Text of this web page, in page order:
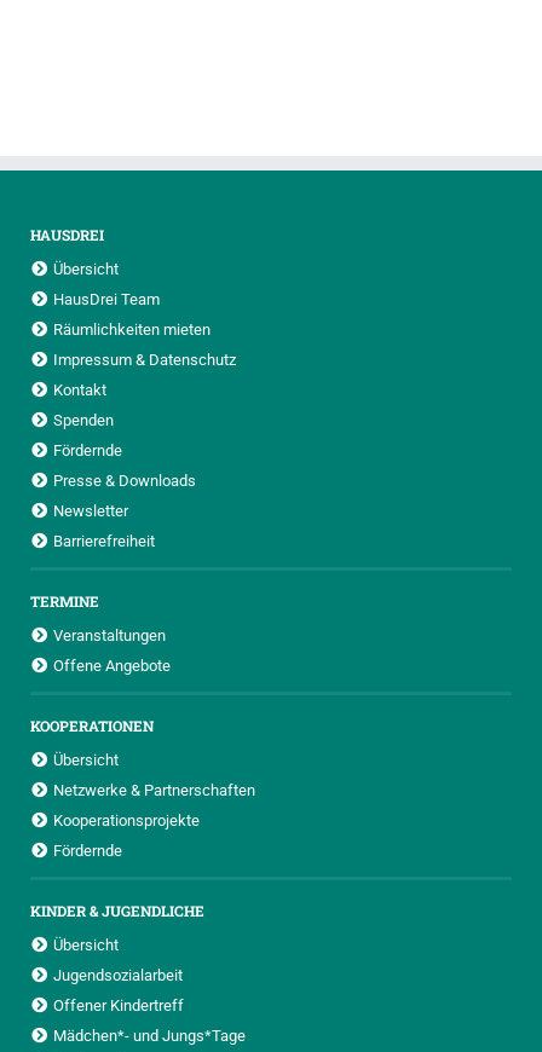
HAUSDREI
Übersicht
HausDrei Team
Räumlichkeiten mieten
Impressum & Datenschutz
Kontakt
Spenden
Fördernde
Presse & Downloads
Newsletter
Barrierefreiheit
TERMINE
Veranstaltungen
Offene Angebote
KOOPERATIONEN
Übersicht
Netzwerke & Partnerschaften
Kooperationsprojekte
Fördernde
KINDER & JUGENDLICHE
Übersicht
Jugendsozialarbeit
Offener Kindertreff
Mädchen*- und Jungs*Tage